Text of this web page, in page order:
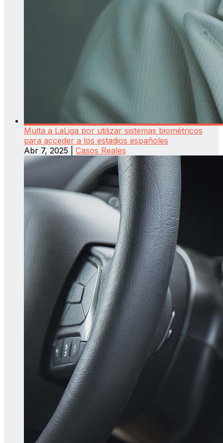
Multa a LaLiga por utilizar sistemas biométricos
para acceder a los estadios españoles
Abr 7, 2025
Casos Reales